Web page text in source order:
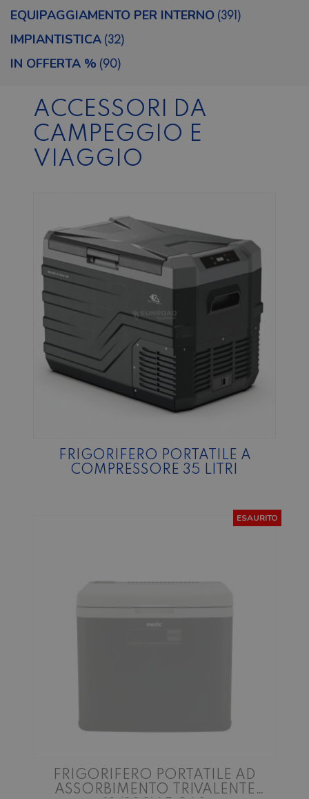
IMPIANTISTICA (32)
IN OFFERTA % (90)
EQUIPAGGIAMENTO PER INTERNO (391)
ACCESSORI DA
CAMPEGGIO E
VIAGGIO
FRIGORIFERO PORTATILE A
COMPRESSORE 35 LITRI
FRIGORIFERO PORTATILE AD
ASSORBIMENTO TRIVALENTE
ESAURITO